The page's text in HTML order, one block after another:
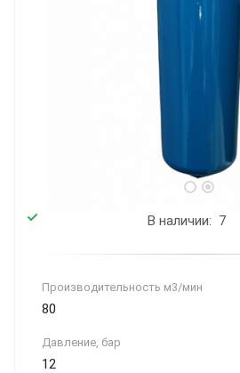
В наличии: 7
Производитель­ность м3/мин
80
Давление, бар
12